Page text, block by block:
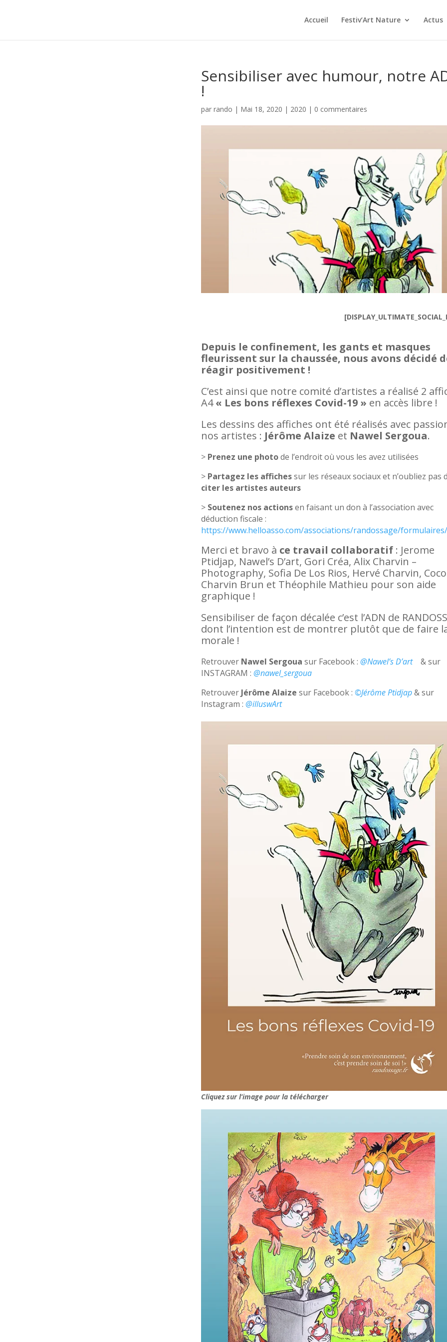
Accueil Festiv’Art Nature Actus
Sensibiliser avec humour, notre
!
parrando | Mai 18, 2020 | 2020 | 0 commentaires
Depuis le confinement, les gants et masques
fleurissent sur la chaussée, nous avons décidé
réagir positivement !
C’est ainsi que notre comité d’artistes a réalisé 2
A4« Les bons réflexes Covid-19 » en accès libre !
Les dessins des affiches ont été réalisés avec
nos artistes : Jérôme Alaize et Nawel Sergoua.
> Prenez une photode l’endroit où vous les avez utilisées
> Partagez les affichessur les réseaux sociaux et n’oubliez pas
citer les artistes auteurs
> Soutenez nos actionsen faisant un don à l’association avec
déduction fiscale :
https://www.helloasso.com/associations/randossage/
Merci et bravo à ce travail collaboratif : Jerome
Ptidjap, Nawel’s D’art, Gori Créa, Alix Charvin –
Photography, Sofia De Los Rios, Hervé Charvin, Coco
Charvin Brun et Théophile Mathieu pour son aide
graphique !
Sensibiliser de façon décalée c’est l’ADN de
dont l’intention est de montrer plutôt que de faire
morale !
Retrouver Nawel Sergoua sur Facebook :@Nawel’s D’art
& sur
INSTAGRAM : @nawel_sergoua
Retrouver Jérôme Alaize sur Facebook :©Jérôme Ptidjap& sur
Instagram :@illuswArt
Cliquez sur l’image pour la télécharger